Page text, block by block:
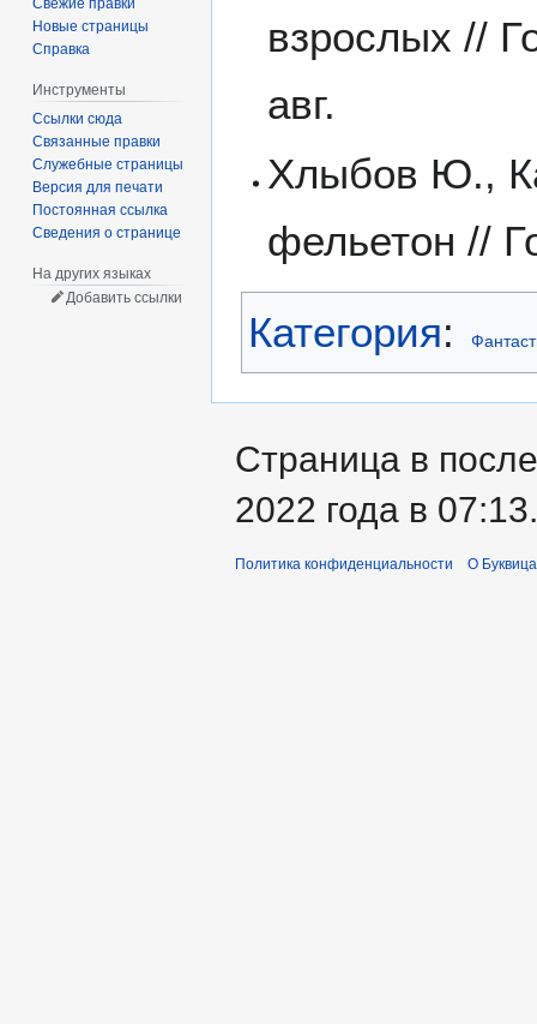
взрослых //
авг.
Хлыбов Ю.,
фельетон //
Категория:
Новые страницы
Справка
Инструменты
Ссылки сюда
Связанные правки
Служебные страницы
Версия для печати
Постоянная ссылка
Сведения о странице
На других языках
Добавить ссылки
Страница в
2022 года в 07:13.
Политика конфиденциальности О Буквица